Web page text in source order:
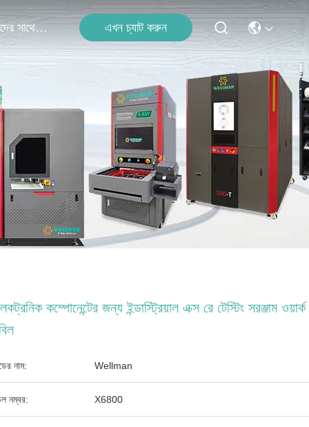
আমাদের সাথে যোগাযোগ করুন এখন চ্যাট করুন
কম্পোনেন্টের জন্য ইন্ডাস্ট্রিয়াল এক্স রে টেস্টিং সরঞ্জাম ওয়ার্ক
নাম: Wellman
নম্বর: X6800